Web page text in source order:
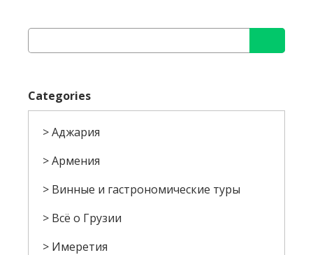
for:
Categories
Аджария
Армения
Винные и гастрономические туры
Всё о Грузии
Имеретия